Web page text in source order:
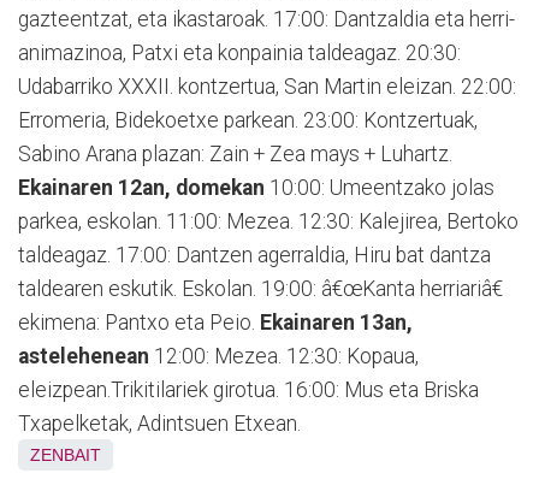
gazteentzat, eta ikastaroak. 17:00: Dantzaldia eta herri-
animazinoa, Patxi eta konpainia taldeagaz. 20:30:
Udabarriko XXXII. kontzertua, San Martin eleizan. 22:00:
Erromeria, Bidekoetxe parkean. 23:00: Kontzertuak,
Sabino Arana plazan: Zain + Zea mays + Luhartz.
Ekainaren 12an, domekan 10:00: Umeentzako jolas
parkea, eskolan. 11:00: Mezea. 12:30: Kalejirea, Bertoko
taldeagaz. 17:00: Dantzen agerraldia, Hiru bat dantza
taldearen eskutik. Eskolan. 19:00: â€œKanta herriariâ€
ekimena: Pantxo eta Peio. Ekainaren 13an,
astelehenean 12:00: Mezea. 12:30: Kopaua,
eleizpean.Trikitilariek girotua. 16:00: Mus eta Briska
Txapelketak, Adintsuen Etxean.
ZENBAIT